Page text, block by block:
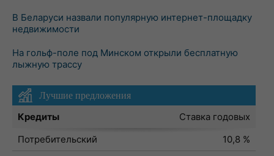
В Беларуси назвали популярную интернет-площадку
недвижимости
На гольф-поле под Минском открыли бесплатную
лыжную трассу
Лучшие предложения
Кредиты
Ставка годовых
Потребительский
10,8 %